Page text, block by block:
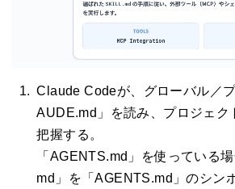
Claude Codeが、グローバル／
AUDE.md」を読み、プロジェク
把握する。
「AGENTS.md」を使っている
md」を「AGENTS.md」のシン